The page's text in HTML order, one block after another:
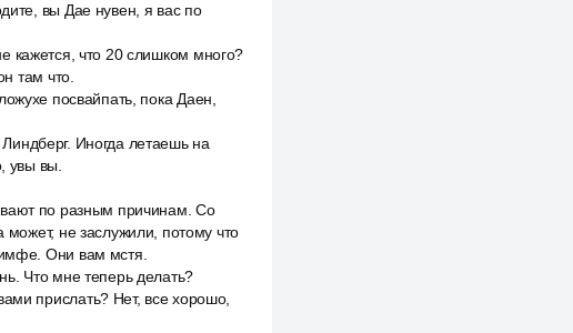
вы Дае нувен, я вас по
кажется, что 20 слишком много?
там что.
посвайпать, пока Даен,
Иногда летаешь на
увы вы.
по разным причинам. Со
не заслужили, потому что
Они вам мстя.
Что мне теперь делать?
прислать? Нет, все хорошо,